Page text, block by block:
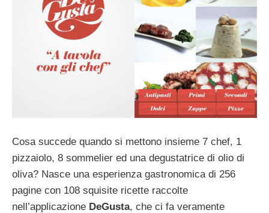
Cosa succede quando si mettono insieme 7 chef, 1
pizzaiolo, 8 sommelier ed una degustatrice di olio di
oliva? Nasce una esperienza gastronomica di 256
pagine con 108 squisite ricette raccolte
nell’applicazione DeGusta, che ci fa veramente